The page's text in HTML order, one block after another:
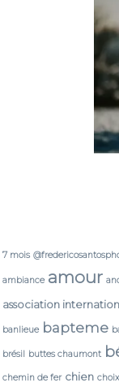
7 mois
ambiance amour
association
banlieue bapteme
brésil buttes chaumont
chemin de fer chien choix